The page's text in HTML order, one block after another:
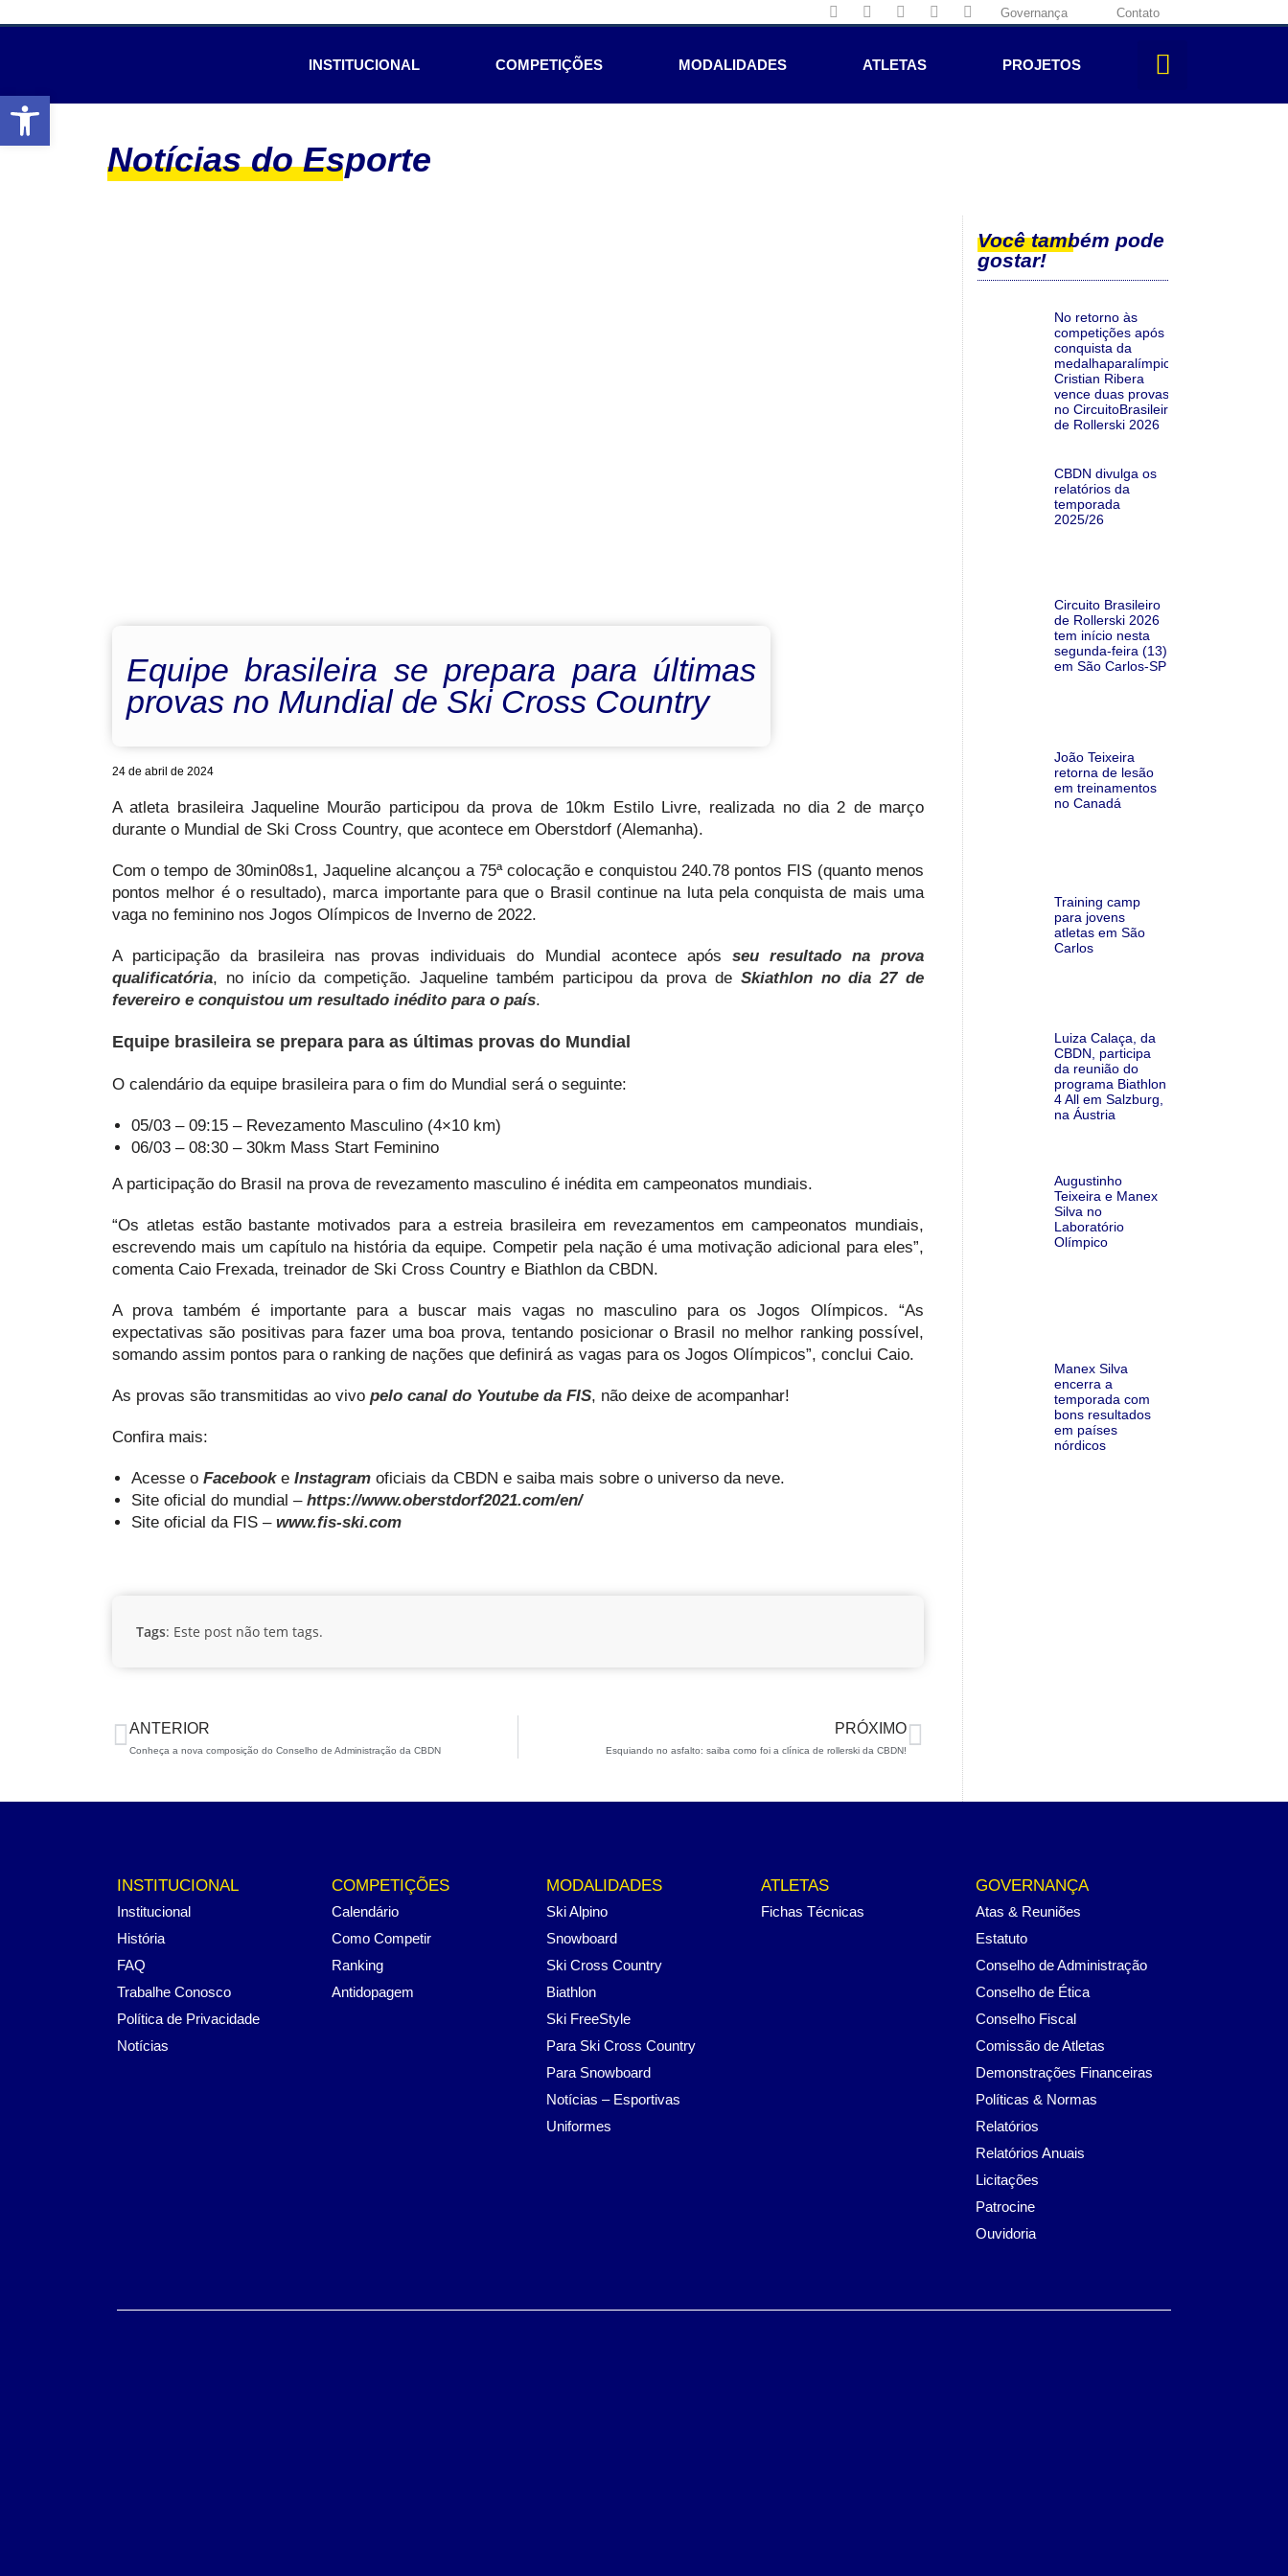
Governança Contato
INSTITUCIONAL COMPETIÇÕES MODALIDADES ATLETAS PROJETOS
Notícias do Esporte
Equipe brasileira se prepara para últimas
provas no Mundial de Ski Cross Country
24 de abril de 2024
A atleta brasileira Jaqueline Mourão participou da prova de 10km Estilo Livre, realizada no dia 2 de março
durante o Mundial de Ski Cross Country, que acontece em Oberstdorf (Alemanha).
Com o tempo de 30min08s1, Jaqueline alcançou a 75ª colocação e conquistou 240.78 pontos FIS (quanto menos
pontos melhor é o resultado), marca importante para que o Brasil continue na luta pela conquista de mais uma
vaga no feminino nos Jogos Olímpicos de Inverno de 2022.
A participação da brasileira nas provas individuais do Mundial acontece após seu resultado na prova
qualificatória, no início da competição. Jaqueline também participou da prova de Skiathlon no dia 27 de
fevereiro e conquistou um resultado inédito para o país.
Equipe brasileira se prepara para as últimas provas do Mundial
O calendário da equipe brasileira para o fim do Mundial será o seguinte:
05/03 – 09:15 – Revezamento Masculino (4×10 km)
06/03 – 08:30 – 30km Mass Start Feminino
A participação do Brasil na prova de revezamento masculino é inédita em campeonatos mundiais.
“Os atletas estão bastante motivados para a estreia brasileira em revezamentos em campeonatos mundiais,
escrevendo mais um capítulo na história da equipe. Competir pela nação é uma motivação adicional para eles”,
comenta Caio Frexada, treinador de Ski Cross Country e Biathlon da CBDN.
A prova também é importante para a buscar mais vagas no masculino para os Jogos Olímpicos. “As
expectativas são positivas para fazer uma boa prova, tentando posicionar o Brasil no melhor ranking possível,
somando assim pontos para o ranking de nações que definirá as vagas para os Jogos Olímpicos”, conclui Caio.
As provas são transmitidas ao vivo pelo canal do Youtube da FIS, não deixe de acompanhar!
Confira mais:
Acesse o Facebooke Instagram oficiais da CBDN e saiba mais sobre o universo da neve.
Site oficial do mundial – https://www.oberstdorf2021.com/en/
Site oficial da FIS – www.fis-ski.com
Tags: Este post não tem tags.
ANTERIOR
Conheça a nova composição do Conselho de Administração da CBDN
PRÓXIMO
Esquiando no asfalto: saiba como foi a clínica de rollerski da CBDN!
Você também pode
gostar!
No retorno às
competições após a
conquista da
medalhaparalímpica,
Cristian Ribera
vence duas provas
no CircuitoBrasileiro
de Rollerski 2026
CBDN divulga os
relatórios da
temporada
2025/26
Circuito Brasileiro
de Rollerski 2026
tem início nesta
segunda-feira (13)
em São Carlos-SP
João Teixeira
retorna de lesão
em treinamentos
no Canadá
Training camp
para jovens
atletas em São
Carlos
Luiza Calaça, da
CBDN, participa
da reunião do
programa Biathlon
4 All em Salzburg,
na Áustria
Augustinho
Teixeira e Manex
Silva no
Laboratório
Olímpico
Manex Silva
encerra a
temporada com
bons resultados
em países
nórdicos
INSTITUCIONAL
Institucional
História
FAQ
Trabalhe Conosco
Política de Privacidade
Notícias
COMPETIÇÕES
Calendário
Como Competir
Ranking
Antidopagem
MODALIDADES
Ski Alpino
Snowboard
Ski Cross Country
Biathlon
Ski FreeStyle
Para Ski Cross Country
Para Snowboard
Notícias – Esportivas
Uniformes
ATLETAS
Fichas Técnicas
GOVERNANÇA
Atas & Reuniões
Estatuto
Conselho de Administração
Conselho de Ética
Conselho Fiscal
Comissão de Atletas
Demonstrações Financeiras
Políticas & Normas
Relatórios
Relatórios Anuais
Licitações
Patrocine
Ouvidoria
Abrir a barra de ferramentas